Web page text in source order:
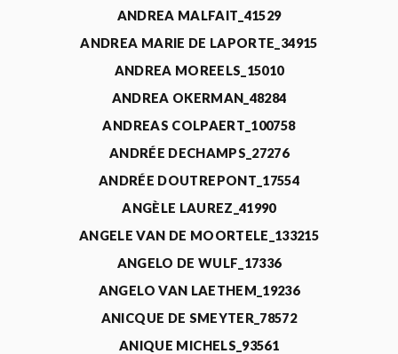
ANDREA MALFAIT_41529
ANDREA MARIE DE LAPORTE_34915
ANDREA MOREELS_15010
ANDREA OKERMAN_48284
ANDREAS COLPAERT_100758
ANDRÉE DECHAMPS_27276
ANDRÉE DOUTREPONT_17554
ANGÈLE LAUREZ_41990
ANGELE VAN DE MOORTELE_133215
ANGELO DE WULF_17336
ANGELO VAN LAETHEM_19236
ANICQUE DE SMEYTER_78572
ANIQUE MICHELS_93561